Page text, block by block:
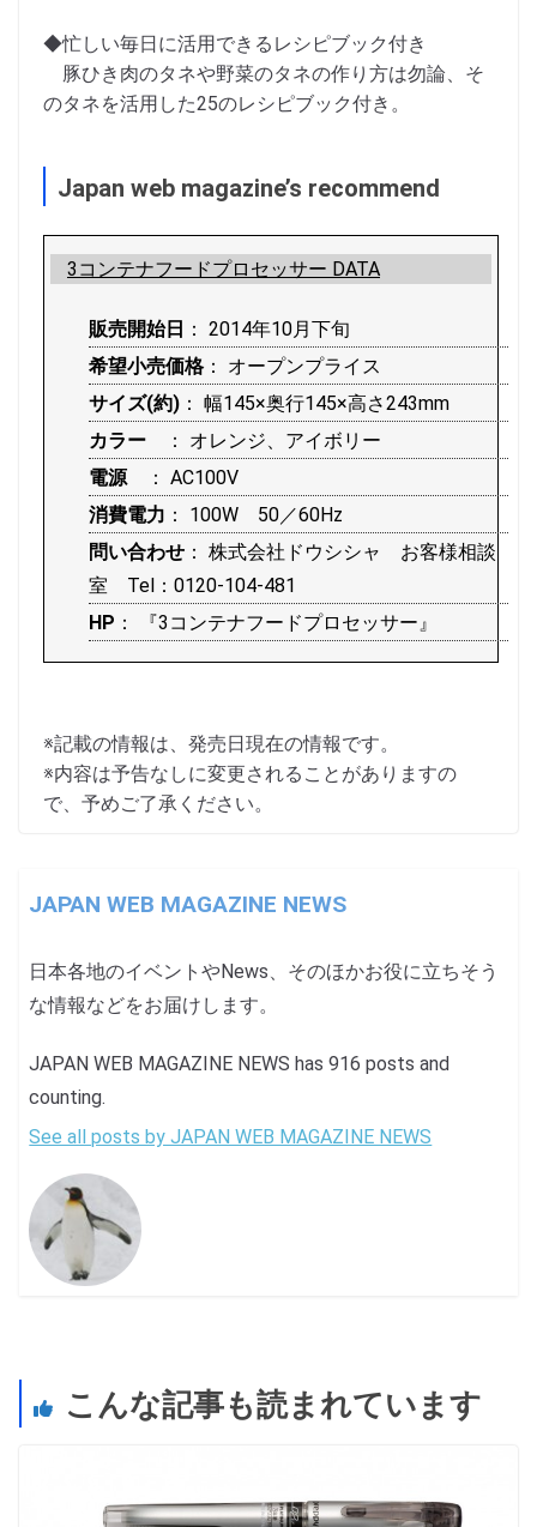
◆忙しい毎日に活用できるレシピブック付き
豚ひき肉のタネや野菜のタネの作り方は勿論、そ
のタネを活用した25のレシピブック付き。
Japan web magazine’s recommend
3コンテナフードプロセッサー DATA
販売開始日 ： 2014年10月下旬
希望小売価格： オープンプライス
サイズ(約) ： 幅145×奥行145×高さ243mm
カラー
： オレンジ、アイボリー
電源
： AC100V
消費電力 ： 100W 50／60Hz
問い合わせ ： 株式会社ドウシシャ お客様相談
室 Tel：0120-104-481
HP ： 『3コンテナフードプロセッサー』
※記載の情報は、発売日現在の情報です。
※内容は予告なしに変更されることがありますの
で、予めご了承ください。
JAPAN WEB MAGAZINE NEWS
日本各地のイベントやNews、そのほかお役に立ちそう
な情報などをお届けします。
JAPAN WEB MAGAZINE NEWS has 916 posts and
counting.
See all posts by JAPAN WEB MAGAZINE NEWS
こんな記事も読まれています